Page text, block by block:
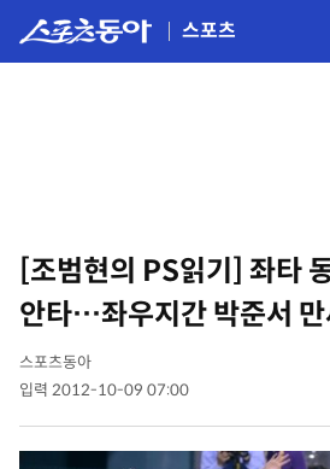
스포츠
[조범현의 PS읽기] 좌타
안타…좌우지간 박준서
스포츠동아
입력 2012-10-09 07:00